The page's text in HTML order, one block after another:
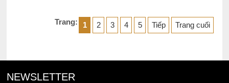
Trang: 1 2 3 4 5 Tiếp Trang cuối
NEWSLETTER